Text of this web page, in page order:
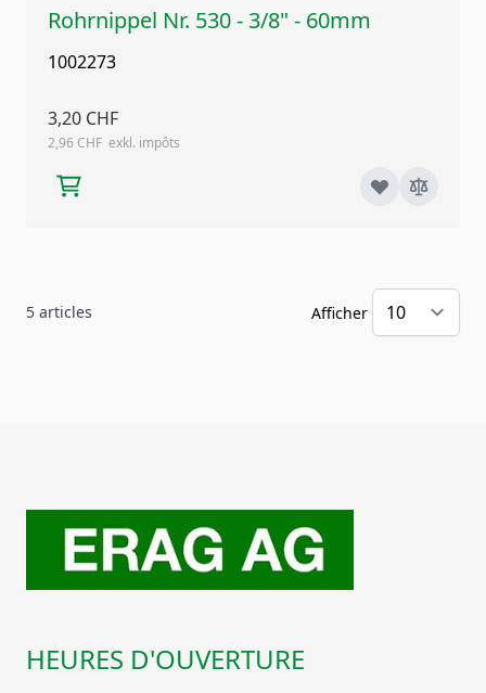
Rohrnippel Nr. 530 - 3/8" - 60mm
1002273
3,20 CHF
2,96 CHF
5 articles Afficher
HEURES D'OUVERTURE